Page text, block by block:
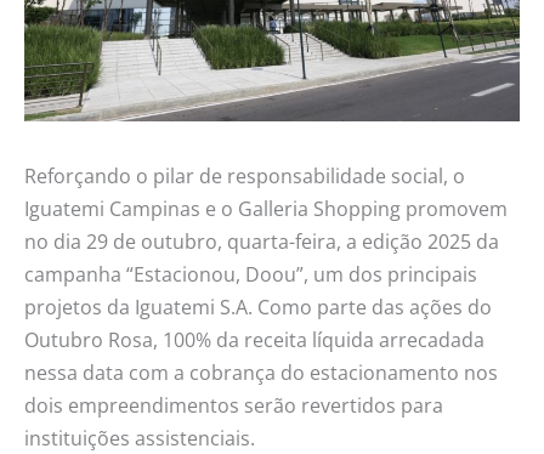
Reforçando o pilar de responsabilidade social, o
Iguatemi Campinas e o Galleria Shopping promovem
no dia 29 de outubro, quarta-feira, a edição 2025 da
campanha “Estacionou, Doou”, um dos principais
projetos da Iguatemi S.A. Como parte das ações do
Outubro Rosa, 100% da receita líquida arrecadada
nessa data com a cobrança do estacionamento nos
dois empreendimentos serão revertidos para
instituições assistenciais.